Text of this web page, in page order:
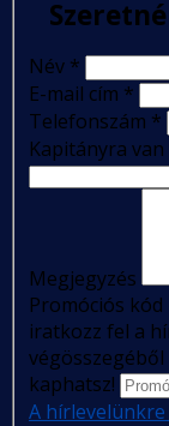
Név *
E-mail cím *
Telefonszám *
Kapitányra
Megjegyzés
Promóciós
iratkozz fel a
kaphatsz!
A